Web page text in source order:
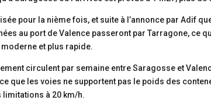
pour la nième fois, et suite à l’annonce par Adif
au port de Valence passeront par Tarragone, ce
et plus rapide.
circulent par semaine entre Saragosse et
que les voies ne supportent pas le poids des
à 20 km/h.